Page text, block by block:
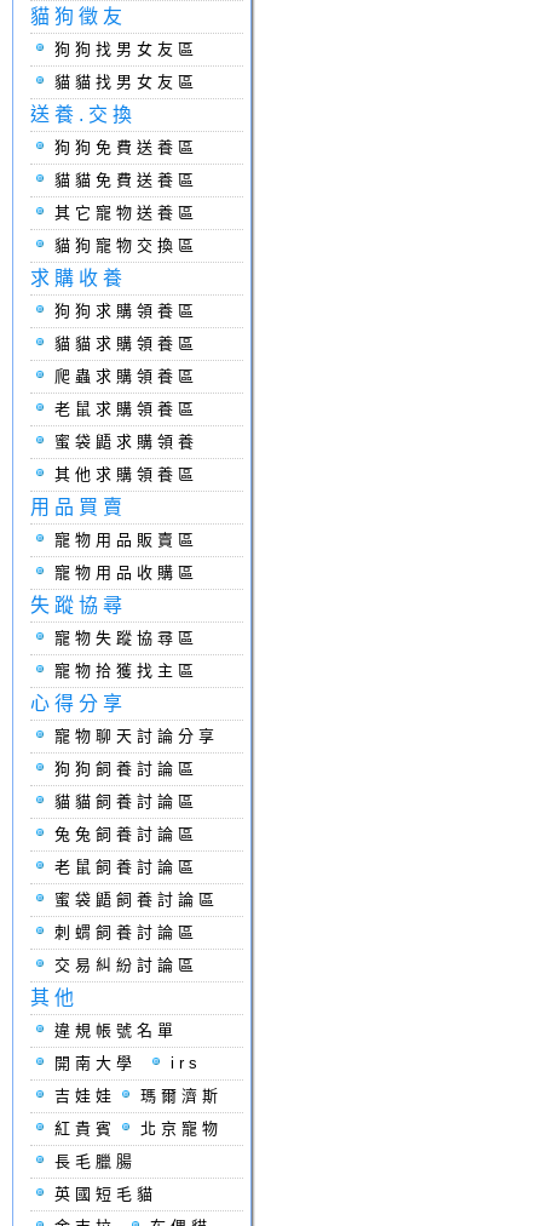
貓狗徵友
狗狗找男女友區
貓貓找男女友區
送養.交換
狗狗免費送養區
貓貓免費送養區
其它寵物送養區
貓狗寵物交換區
求購收養
狗狗求購領養區
貓貓求購領養區
爬蟲求購領養區
老鼠求購領養區
蜜袋鼯求購領養
其他求購領養區
用品買賣
寵物用品販賣區
寵物用品收購區
失蹤協尋
寵物失蹤協尋區
寵物拾獲找主區
心得分享
寵物聊天討論分享
狗狗飼養討論區
貓貓飼養討論區
兔兔飼養討論區
老鼠飼養討論區
蜜袋鼯飼養討論區
刺蝟飼養討論區
交易糾紛討論區
其他
違規帳號名單
開南大學
irs
吉娃娃
瑪爾濟斯
紅貴賓
北京寵物
長毛臘腸
英國短毛貓